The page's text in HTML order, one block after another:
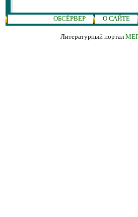
ОБСЁРВЕР О САЙТЕ
Литературный портал